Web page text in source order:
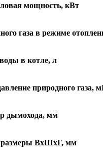
мощность, кВт
газа в режиме
в котле, л
природного газа,
дымохода, мм
размеры ВхШхГ, мм